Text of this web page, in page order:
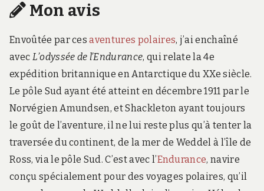
Mon avis
Envoûtée par cesaventures polaires, j’ai enchaîné
avec L’odyssée de l’Endurance, qui relate la 4e
expédition britannique en Antarctique du XXe siècle.
Le pôle Sud ayant été atteint en décembre 1911 par le
Norvégien Amundsen, et Shackleton ayant toujours
le goût de l’aventure, il ne lui reste plus qu’à tenter la
traversée du continent, de la mer de Weddel à l’île de
Ross, via le pôle Sud. C’est avec l’Endurance, navire
conçu spécialement pour des voyages polaires, qu’il